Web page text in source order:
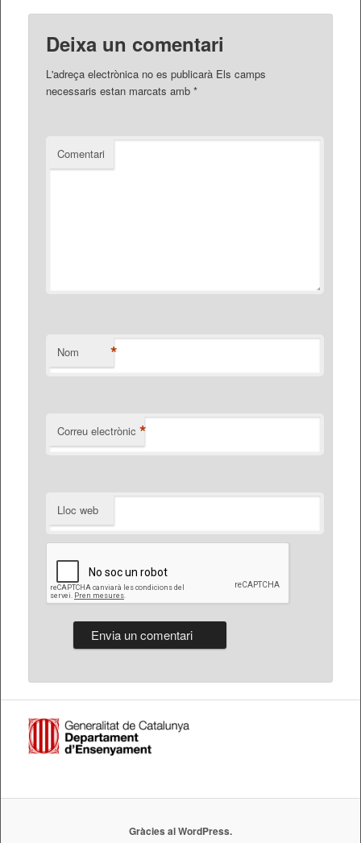
Deixa un comentari
L'adreça electrònica no es publicarà Els camps
necessaris estan marcats amb*
Comentari
Nom *
Correu electrònic *
Lloc web
Gràcies al WordPress.